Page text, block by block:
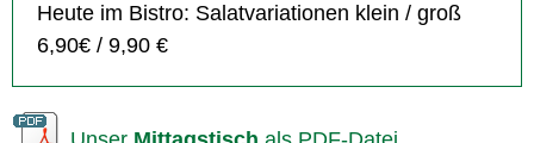
Heute im Bistro: Salatvariationen klein / groß
6,90€ / 9,90 €